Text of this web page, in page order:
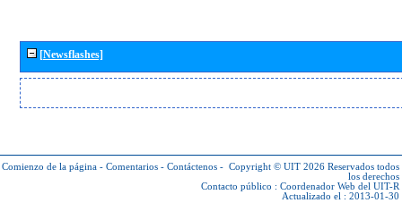
[Newsflashes]
Comienzo de la página - Comentarios - Contáctenos - Copyright © UIT 2026 Reservados todos
los derechos
Contacto público : Coordenador Web del UIT-R
Actualizado el : 2013-01-30